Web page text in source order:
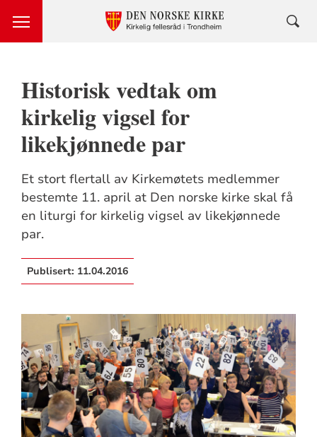
Historisk vedtak om
kirkelig vigsel for
likekjønnede par
Et stort flertall av Kirkemøtets medlemmer
bestemte 11. april at Den norske kirke skal få
en liturgi for kirkelig vigsel av likekjønnede
par.
Publisert: 11.04.2016